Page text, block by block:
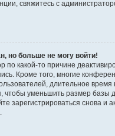
свяжитесь с
но больше не могу войти!
по какой-то причине
Кроме того, многие
длительное время
чтобы уменьшить размер базы
зарегистрироваться снова и